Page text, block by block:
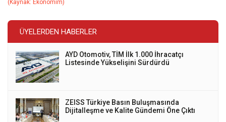
(Kaynak: Ekonomim)
ÜYELERDEN HABERLER
AYD Otomotiv, TİM İlk 1.000 İhracatçı
Listesinde Yükselişini Sürdürdü
ZEISS Türkiye Basın Buluşmasında
Dijitalleşme ve Kalite Gündemi Öne Çıktı